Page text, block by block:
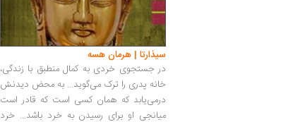
سیذارتا | هرمان هسه
در جستجوی خردی به کمال منطبق با زندگی،
خانه پدری را ترک می­‌گوید... به محض دیدنش
درمی‌­یابد که همان کسی است که قادر است
میانجی او برای رسیدن به خرد باشد... خرد